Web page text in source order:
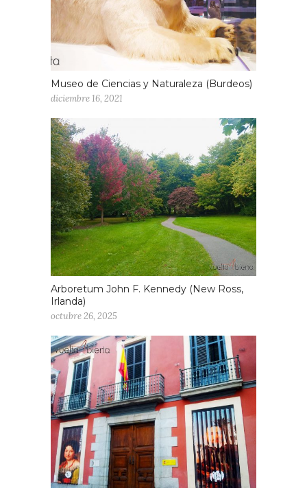
Museo de Ciencias y Naturaleza (Burdeos)
diciembre 16, 2021
Arboretum John F. Kennedy (New Ross,
Irlanda)
octubre 26, 2025